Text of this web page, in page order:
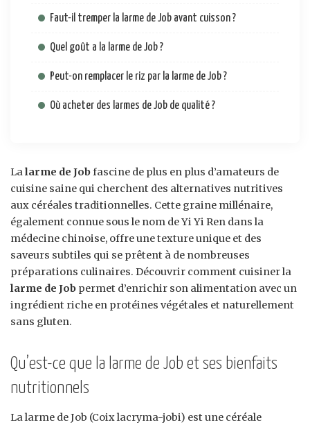
Faut-il tremper la larme de Job avant cuisson ?
Quel goût a la larme de Job ?
Peut-on remplacer le riz par la larme de Job ?
Où acheter des larmes de Job de qualité ?
Lalarme de Jobfascine de plus en plus d’amateurs de
cuisine saine qui cherchent des alternatives nutritives
aux céréales traditionnelles. Cette graine millénaire,
également connue sous le nom de Yi Yi Ren dans la
médecine chinoise, offre une texture unique et des
saveurs subtiles qui se prêtent à de nombreuses
préparations culinaires. Découvrir comment cuisiner la
larme de Job permet d’enrichir son alimentation avec un
ingrédient riche en protéines végétales et naturellement
sans gluten.
Qu’est-ce que la larme de Job et ses bienfaits
nutritionnels
La larme de Job (Coix lacryma-jobi) est une céréale